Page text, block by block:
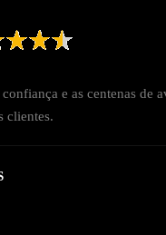
e as centenas de
clientes.